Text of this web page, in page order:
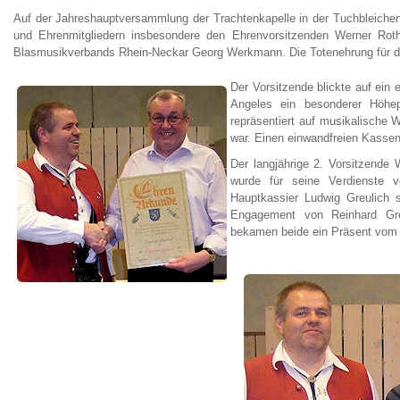
Auf der Jahreshauptversammlung der Trachtenkapelle in der
und Ehrenmitgliedern insbesondere den Ehrenvorsitzenden Werner
Blasmusikverbands Rhein-Neckar Georg Werkmann. Die Totenehrung
Der Vorsitzende blickte auf ein
Angeles ein besonderer
repräsentiert auf musikalische
war. Einen einwandfreien
Der langjährige 2. Vorsitzende
wurde für seine Verdienste
Hauptkassier Ludwig
Engagement von Reinhard
bekamen beide ein Präsent